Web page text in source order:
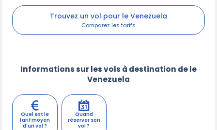
Trouvez un vol pour le Venezuela
Informations sur les vols à destination de le
Venezuela
Quel est le
tarif moyen
d'un vol ?
Quand
réserver son
vol ?